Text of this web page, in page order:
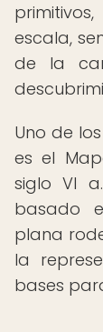
escala,
de la
Uno de
es el
siglo VI
basado
plana
la
bases